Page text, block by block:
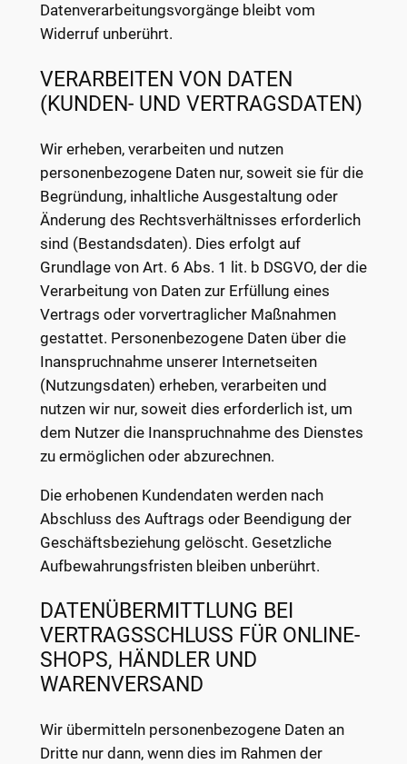
Datenverarbeitungsvorgänge bleibt vom
Widerruf unberührt.
VERARBEITEN VON DATEN
(KUNDEN- UND VERTRAGSDATEN)
Wir erheben, verarbeiten und nutzen
personenbezogene Daten nur, soweit sie für die
Begründung, inhaltliche Ausgestaltung oder
Änderung des Rechtsverhältnisses erforderlich
sind (Bestandsdaten). Dies erfolgt auf
Grundlage von Art. 6 Abs. 1 lit. b DSGVO, der die
Verarbeitung von Daten zur Erfüllung eines
Vertrags oder vorvertraglicher Maßnahmen
gestattet. Personenbezogene Daten über die
Inanspruchnahme unserer Internetseiten
(Nutzungsdaten) erheben, verarbeiten und
nutzen wir nur, soweit dies erforderlich ist, um
dem Nutzer die Inanspruchnahme des Dienstes
zu ermöglichen oder abzurechnen.
Die erhobenen Kundendaten werden nach
Abschluss des Auftrags oder Beendigung der
Geschäftsbeziehung gelöscht. Gesetzliche
Aufbewahrungsfristen bleiben unberührt.
DATENÜBERMITTLUNG BEI
VERTRAGSSCHLUSS FÜR ONLINE-
SHOPS, HÄNDLER UND
WARENVERSAND
Wir übermitteln personenbezogene Daten an
Dritte nur dann, wenn dies im Rahmen der